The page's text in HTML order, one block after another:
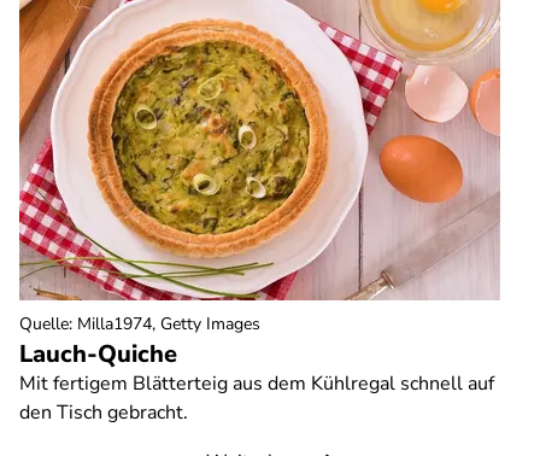
Lauch-Quiche
Mit fertigem Blätterteig aus dem Kühlregal schnell auf
den Tisch gebracht.
Quelle: Milla1974, Getty Images